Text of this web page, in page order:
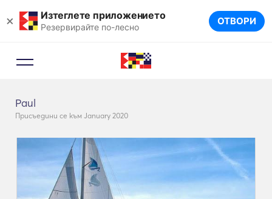
× Изтеглете приложението
Резервирайте по-лесно ОТВОРИ
Paul
Присъедини се към January 2020